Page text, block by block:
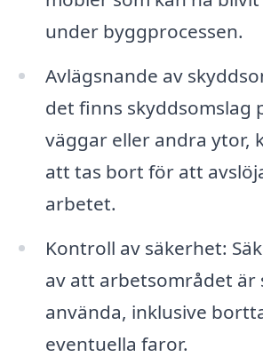
under byggprocessen.
Avlägsnande av
det finns skyddsomslag
väggar eller andra ytor,
att tas bort för att
arbetet.
Kontroll av säkerhet:
av att arbetsområdet är
använda, inklusive
eventuella faror.